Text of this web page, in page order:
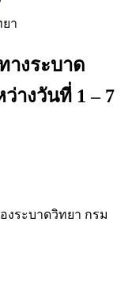
ยา
างระบาด
างวันที่ 1 – 7
งระบาดวิทยา กรม